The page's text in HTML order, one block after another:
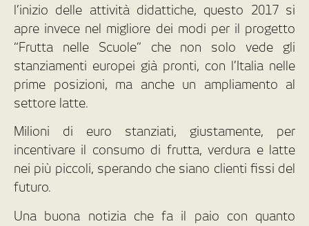
l’inizio delle attività didattiche, questo 2017 si
apre invece nel migliore dei modi per il progetto
“Frutta nelle Scuole” che non solo vede gli
stanziamenti europei già pronti, con l’Italia nelle
prime posizioni, ma anche un ampliamento al
settore latte.
Milioni di euro stanziati, giustamente, per
incentivare il consumo di frutta, verdura e latte
nei più piccoli, sperando che siano clienti fissi del
futuro.
Una buona notizia che fa il paio con quanto